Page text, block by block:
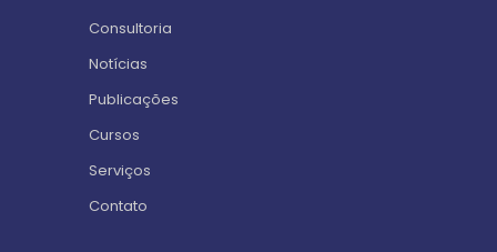
Consultoria
Notícias
Publicações
Cursos
Serviços
Contato